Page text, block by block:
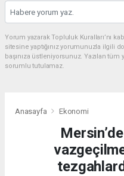
Yorum yazarak Topluluk Kuralları’nı
sitesine yaptığınız yorumunuzla ilgili
başınıza üstleniyorsunuz. Yazılan
sorumlu tutulamaz.
Anasayfa Ekonomi